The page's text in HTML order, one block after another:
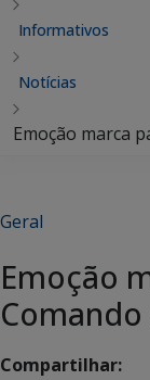
Informativos
Notícias
Emoção marca
Geral
Emoção
Compartilhar: